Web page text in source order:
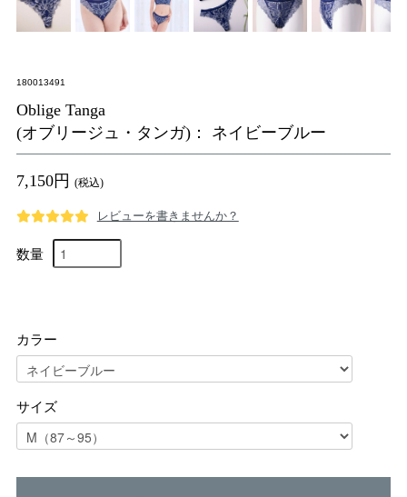
180013491
Oblige Tanga
(オブリージュ・タンガ)： ネイビーブルー
7,150円 (税込)
レビューを書きませんか？
数量
カラー
サイズ